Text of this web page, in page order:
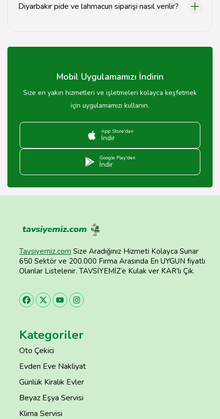
Diyarbakır pide ve lahmacun siparişi nasıl verilir?
sipariş vererek pide ve lahmacun siparişi verebilirsiniz.
Mobil Uygulamamızı İndirin
Size en yakın hizmetleri ve işletmeleri kolayca keşfetmek
için uygulamamızı kullanın.
App Store'dan
İndir
Google Play'den
İndir
Tavsiyemiz.com Size Aradığınız Hizmeti Kolayca Sunar
650 Sektör ve 200.000 Firma Arasında En UYGUN fiyatlı
Olanlar Listelenir. TAVSİYEMİZ’e Kulak ver KAR’lı Çık.
Kategoriler
Oto Çekici
Evden Eve Nakliyat
Günlük Kiralık Evler
Beyaz Eşya Servisi
Klima Servisi